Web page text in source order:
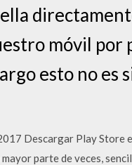
móvil por
esto no es
Descargar Play Store
parte de veces,